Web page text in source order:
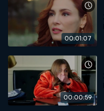
00:01:07
00:00:59